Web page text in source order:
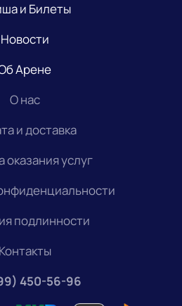
и Билеты
Новости
Арене
О нас
и доставка
оказания услуг
подлинности
Контакты
450-56-96